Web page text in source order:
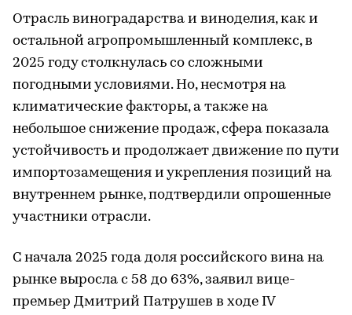
Отрасль виноградарства и виноделия, как и
остальной агропромышленный комплекс, в
2025 году столкнулась со сложными
погодными условиями. Но, несмотря на
климатические факторы, а также на
небольшое снижение продаж, сфера показала
устойчивость и продолжает движение по пути
импортозамещения и укрепления позиций на
внутреннем рынке, подтвердили опрошенные
участники отрасли.
С начала 2025 года доля российского вина на
рынке выросла с 58 до 63%, заявил вице-
премьер Дмитрий Патрушев в ходе IV